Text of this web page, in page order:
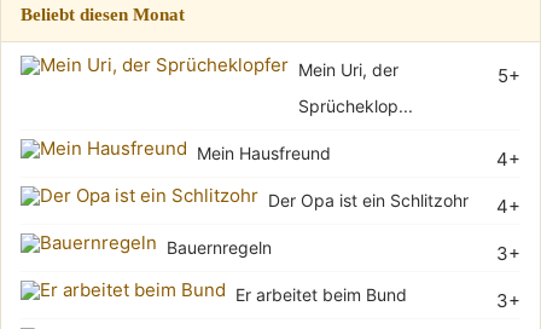
Beliebt diesen Monat
5+
Mein Uri, der
Sprücheklop...
4+
Mein Hausfreund
4+
Der Opa ist ein Schlitzohr
3+
Bauernregeln
3+
Er arbeitet beim Bund